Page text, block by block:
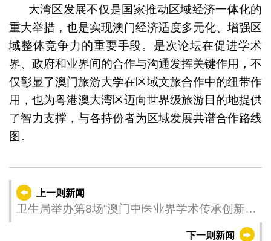
大湾区发展不仅是国家推动区域经济一体化的
重大举措，也是实现澳门经济适度多元化、增强区
域整体竞争力的重要手段。是次论坛在促进学术
界、政府和业界间的合作与沟通发挥关键作用，不
仅彰显了澳门旅游大学在区域文旅合作中的纽带作
用，也为粤港澳大湾区迈向世界级旅游目的地提供
了智力支撑，与各持份者为区域发展共谱合作路线
图。
上一则新闻
卫生局举办第8场“澳门中医业界学术传承创新讲
下一则新闻